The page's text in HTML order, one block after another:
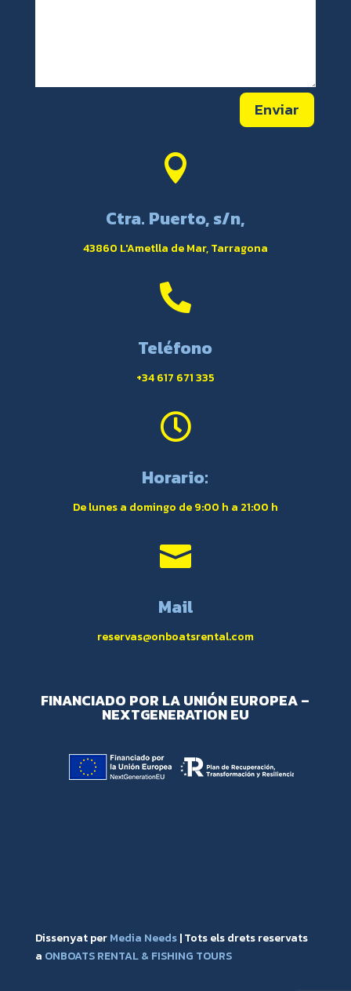
Enviar

Ctra. Puerto, s/n,
43860 L'Ametlla de Mar, Tarragona

Teléfono
+34 617 671 335

Horario:
De lunes a domingo de 9:00 h a 21:00 h

Mail
reservas@onboatsrental.com
FINANCIADO POR LA UNIÓN EUROPEA –
NEXTGENERATION EU
Dissenyat perMedia Needs| Tots els drets reservats
a ONBOATS RENTAL & FISHING TOURS